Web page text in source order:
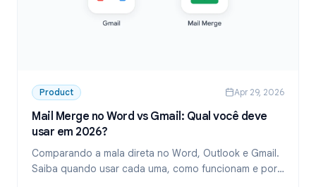
Product Apr 29, 2026
Mail Merge no Word vs Gmail: Qual você deve
usar em 2026?
Comparando a mala direta no Word, Outlook e Gmail.
Saiba quando usar cada uma, como funcionam e por